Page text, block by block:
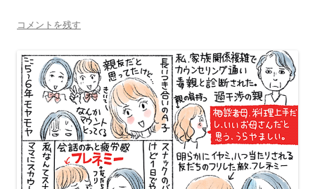
コメントを残す